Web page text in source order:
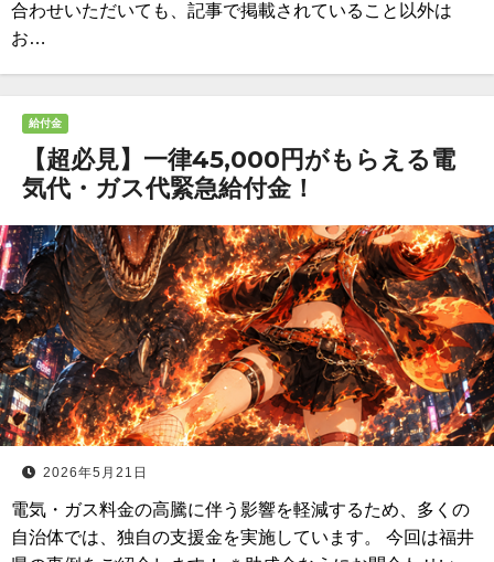
合わせいただいても、記事で掲載されていること以外は
お…
給付金
【超必見】一律45,000円がもらえる電
気代・ガス代緊急給付金！
2026年5月21日
電気・ガス料金の高騰に伴う影響を軽減するため、多くの
自治体では、独自の支援金を実施しています。 今回は福井